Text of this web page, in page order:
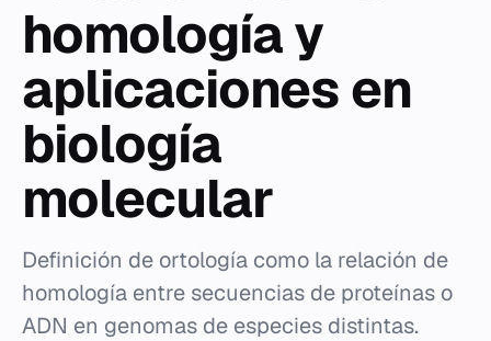
homología y
aplicaciones en
biología
molecular
Definición de ortología como la relación de
homología entre secuencias de proteínas o
ADN en genomas de especies distintas.